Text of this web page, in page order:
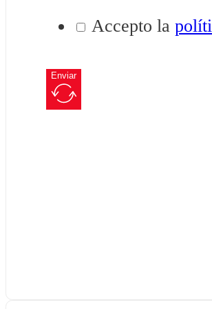
Accepto la
Enviar